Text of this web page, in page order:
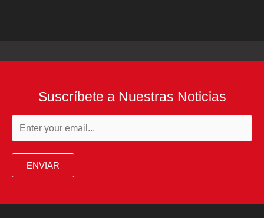
Suscríbete a Nuestras Noticias
ENVIAR